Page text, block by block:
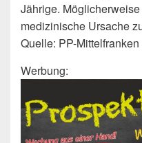
Jährige.
medizinische Ursache
Quelle: PP-Mittelfranken
Werbung: